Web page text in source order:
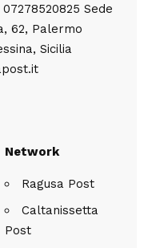
Sede
62, Palermo
Sicilia
Network
Ragusa Post
Caltanissetta
Post